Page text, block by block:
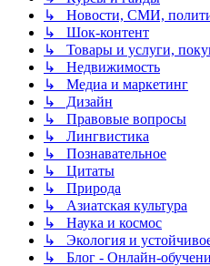
↳ Новости, СМИ,
↳ Шок-контент
↳ Товары и услуги,
↳ Недвижимость
↳ Медиа и маркетинг
↳ Дизайн
↳ Правовые вопросы
↳ Лингвистика
↳ Познавательное
↳ Цитаты
↳ Природа
↳ Азиатская культура
↳ Наука и космос
↳ Экология и
↳ Блог - Онлайн-